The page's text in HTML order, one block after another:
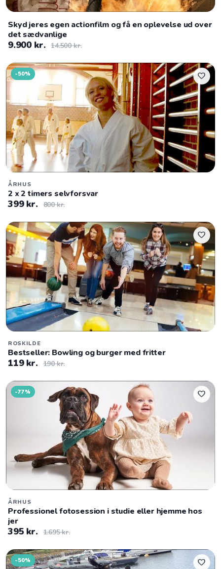
Skyd jeres egen actionfilm og få en oplevelse ud over
det sædvanlige
9.900 kr. 14.500 kr.
-50% favorite
ÅRHUS
2 x 2 timers selvforsvar
399 kr. 800 kr.
favorite
ROSKILDE
Bestseller: Bowling og burger med fritter
119 kr. 190 kr.
-77% favorite
ÅRHUS
Professionel fotosession i studie eller hjemme hos
jer
395 kr. 1.695 kr.
-50% favorite